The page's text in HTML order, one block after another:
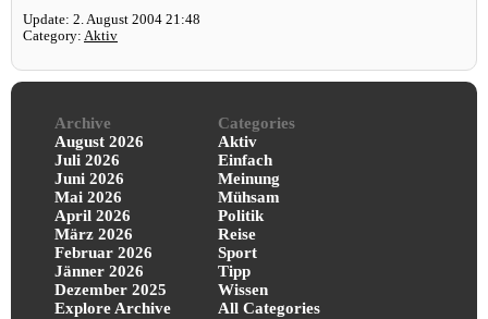
Update: 2. August 2004 21:48
Category: Aktiv
Archive
August 2026
Juli 2026
Juni 2026
Mai 2026
April 2026
März 2026
Februar 2026
Jänner 2026
Dezember 2025
Explore Archive
Categories
Aktiv
Einfach
Meinung
Mühsam
Politik
Reise
Sport
Tipp
Wissen
All Categories